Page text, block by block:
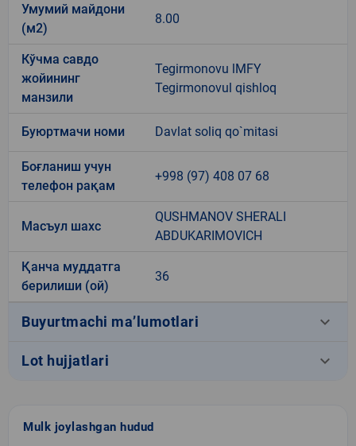
Умумий майдони
(м2)
8.00
Кўчма савдо
жойининг
манзили
Tegirmonovu lMFY
Tegirmonovul qishloq
Буюртмачи номи Davlat soliq qo`mitasi
Боғланиш учун
телефон рақам
+998 (97) 408 07 68
Масъул шахс
QUSHMANOV SHERALI
ABDUKARIMOVICH
Қанча муддатга
берилиши (ой)
36
Buyurtmachi ma’lumotlari keyboard_arrow_down
Lot hujjatlari keyboard_arrow_down
Mulk joylashgan hudud